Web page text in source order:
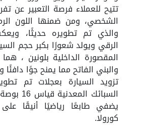
تتيح للعملاء فرصة التعبير عن
الشخصي، ومن ضمنها اللون
والذي تم تطويره حديثًا،
الرقي ويولد شعورًا بكبر حجم
المقصورة الداخلية بلونين ، هما
والبني الفاتح مما يمنح جوًا
تزويد السيارة بعجلات تم
يضفي طابعًا رياضيًا أنيقًا
كورولا.